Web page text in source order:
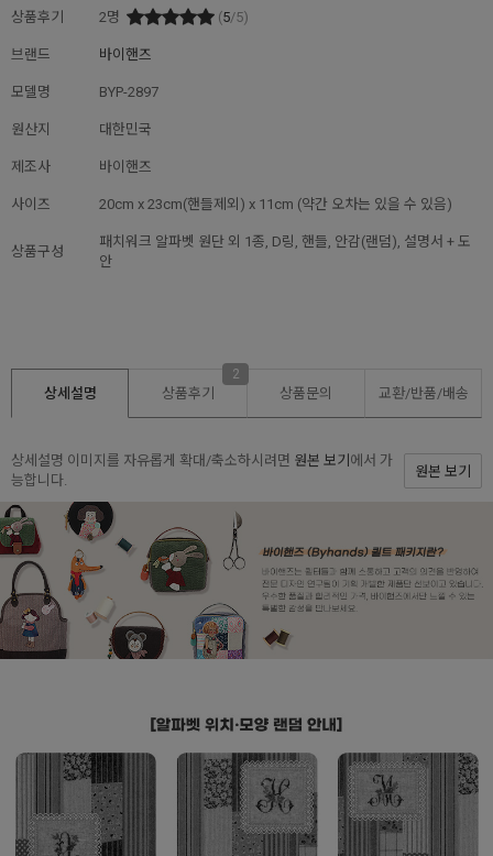
상품후기 2명 (5/5)
브랜드 바이핸즈
모델명 BYP-2897
원산지 대한민국
제조사 바이핸즈
사이즈 20cm x 23cm(핸들제외) x 11cm (약간 오차는 있을 수 있음)
상품구성
패치워크 알파벳 원단 외 1종, D링, 핸들, 안감(랜덤), 설명서 + 도
안
상세설명 상품후기
2
상품문의 교환/반품/배송
상세설명 이미지를 자유롭게 확대/축소하시려면 원본 보기 에서 가
능합니다.
원본 보기